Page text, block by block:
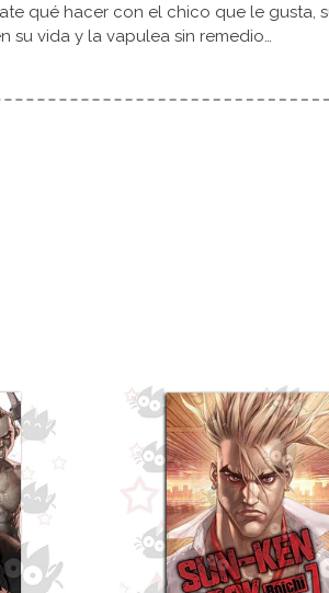
qué hacer con el chico que le gusta,
su vida y la vapulea sin remedio…